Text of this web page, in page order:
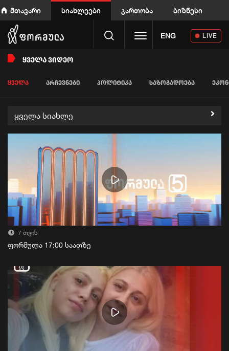
მთავარი სიახლეები გართობა ბიზნესი
Toggle navigation
ENG LIVE
ᲧᲕᲔᲚᲐ ᲕᲘᲓᲔᲝ
ᲧᲕᲔᲚᲐ ᲐᲠᲩᲔᲕᲜᲔᲑᲘ ᲞᲝᲚᲘᲢᲘᲙᲐ ᲡᲐᲖᲝᲒᲐᲓᲝᲔᲑᲐ
ყველა სიახლე
7 თვის
ფორმულა 17:00 საათზე